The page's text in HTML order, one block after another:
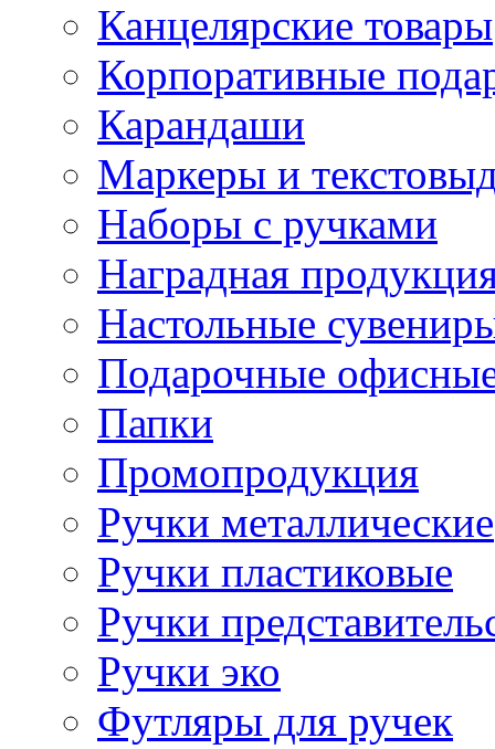
Канцелярские товары
Корпоративные
Карандаши
Маркеры и
Наборы с ручками
Наградная
Настольные
Подарочные
Папки
Промопродукция
Ручки металлические
Ручки пластиковые
Ручки
Ручки эко
Футляры для ручек